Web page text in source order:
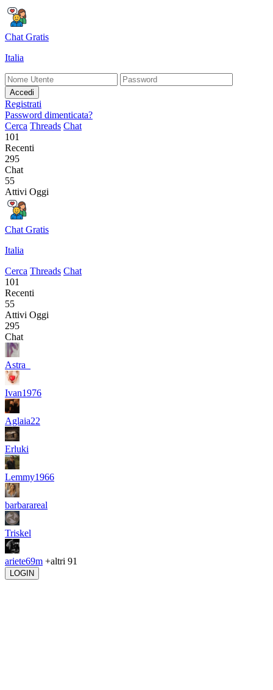
Chat Gratis
Italia
Accedi
Registrati
Password dimenticata?
Cerca Threads Chat
101
Recenti
295
Chat
55
Attivi Oggi
Chat Gratis
Italia
Cerca Threads Chat
101
Recenti
55
Attivi Oggi
295
Chat
Astra_
Ivan1976
Aglaia22
Erluki
Lemmy1966
barbarareal
Triskel
ariete69m +altri 91
LOGIN